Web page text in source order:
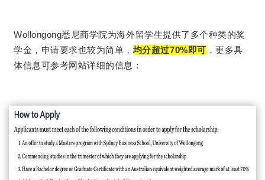
Wollongong悉尼商学院为海外留学生提供了多个种类的奖
学金，申请要求也较为简单，均分超过70%即可 ，更多具
体信息可参考网站详细的信息：